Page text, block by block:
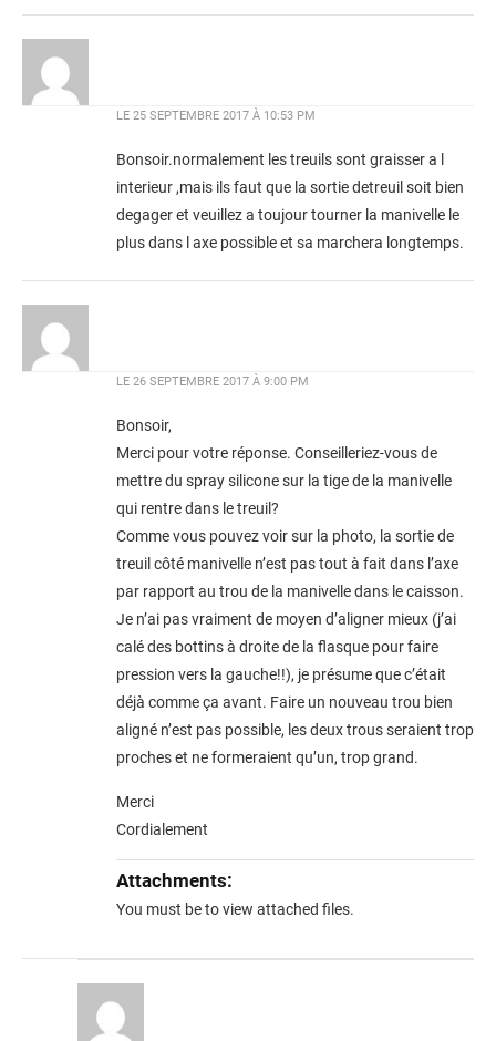
LE 25 SEPTEMBRE 2017 À 10:53 PM
Bonsoir.normalement les treuils sont graisser a l
interieur ,mais ils faut que la sortie detreuil soit bien
degager et veuillez a toujour tourner la manivelle le
plus dans l axe possible et sa marchera longtemps.
LE 26 SEPTEMBRE 2017 À 9:00 PM
Bonsoir,
Merci pour votre réponse. Conseilleriez-vous de
mettre du spray silicone sur la tige de la manivelle
qui rentre dans le treuil?
Comme vous pouvez voir sur la photo, la sortie de
treuil côté manivelle n’est pas tout à fait dans l’axe
par rapport au trou de la manivelle dans le caisson.
Je n’ai pas vraiment de moyen d’aligner mieux (j’ai
calé des bottins à droite de la flasque pour faire
pression vers la gauche!!), je présume que c’était
déjà comme ça avant. Faire un nouveau trou bien
aligné n’est pas possible, les deux trous seraient trop
proches et ne formeraient qu’un, trop grand.
Merci
Cordialement
Attachments:
You must beto view attached files.